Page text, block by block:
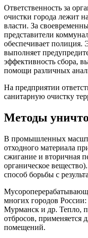
Ответственность за
очистки города лежит
власти. За
представители
обеспечивает полиция.
выполняет
эффективность сбора,
помощи различных
На предприятии
санитарную очистку
Методы
В промышленных
отходного материала
сжигание и вторичная
органическое
способ борьбы с
многих городов
Мурманск и др. Тепло,
отбросов,
помещений.